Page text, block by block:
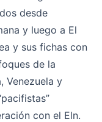
desde
y luego a El
y sus fichas con
de la
Venezuela y
con el Eln.